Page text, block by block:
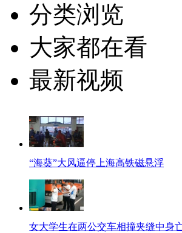
分类浏览
大家都在看
最新视频
“海葵”大风逼停上海高铁磁悬浮
女大学生在两公交车相撞夹缝中身